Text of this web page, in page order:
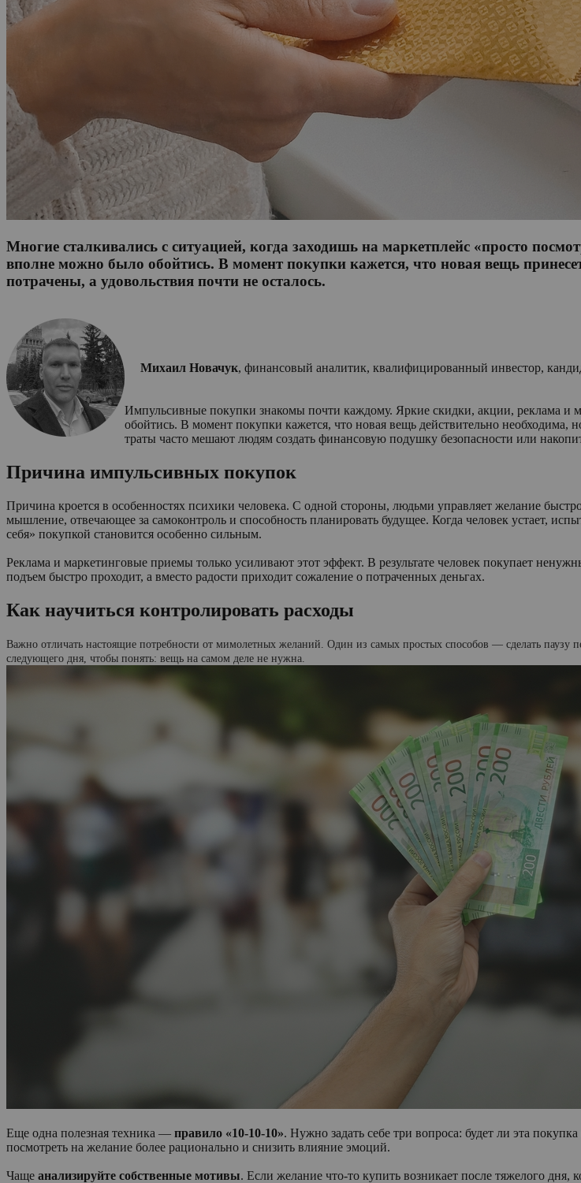
Многие сталкивались с ситуацией, когда заходишь на маркетплейс «просто
вполне можно было обойтись. В момент покупки кажется, что новая вещь
потрачены, а удовольствия почти не осталось.
Михаил Новачук, финансовый аналитик, квалифицированный инвестор,
Импульсивные покупки знакомы почти каждому. Яркие скидки, акции, реклама и
обойтись. В момент покупки кажется, что новая вещь действительно необходима,
траты часто мешают людям создать финансовую подушку безопасности или
Причина импульсивных покупок
Причина кроется в особенностях психики человека. С одной стороны, людьми управляет желание
мышление, отвечающее за самоконтроль и способность планировать будущее. Когда человек устает,
себя» покупкой становится особенно сильным.
Реклама и маркетинговые приемы только усиливают этот эффект. В результате человек покупает
подъем быстро проходит, а вместо радости приходит сожаление о потраченных деньгах.
Как научиться контролировать расходы
Важно отличать настоящие потребности от мимолетных желаний. Один из самых простых способов — сделать паузу
следующего дня, чтобы понять: вещь на самом деле не нужна.
Еще одна полезная техника — правило «10-10-10». Нужно задать себе три вопроса: будет ли эта
посмотреть на желание более рационально и снизить влияние эмоций.
Чаще анализируйте собственные мотивы. Если желание что-то купить возникает после тяжелого дня,